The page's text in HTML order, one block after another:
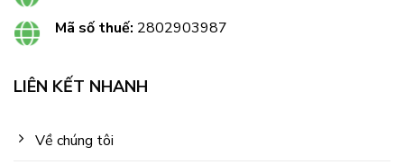
Mã số thuế: 2802903987
LIÊN KẾT NHANH
Về chúng tôi